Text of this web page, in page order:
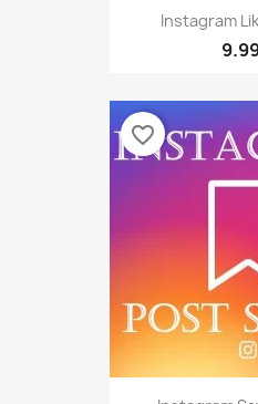
Instagram
favorite_border